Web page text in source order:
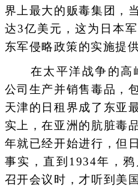
界上最大的贩毒集团，
达3亿美元，这为日本
东军侵略政策的实施提
在太平洋战争的高
公司生产并销售毒品，
天津的日租界成了东亚
实上，在亚洲的肮脏毒
年就已经开始进行，但
事实，直到1934年，
召开会议时，才听到美